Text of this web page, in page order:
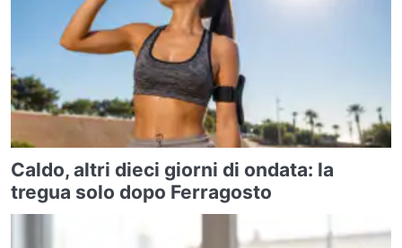
Caldo, altri dieci giorni di ondata: la
tregua solo dopo Ferragosto